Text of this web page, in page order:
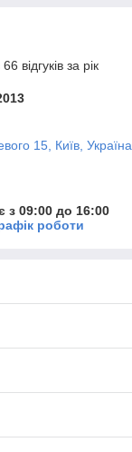
відгуків за рік
15, Київ, Україна
з 09:00 до 16:00
роботи